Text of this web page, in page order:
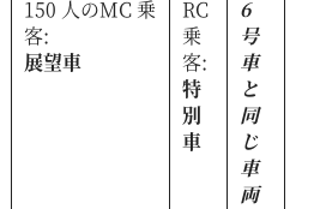
150 人のMC 乗
客:
展望車
RC
乗
客:
特
別
車
6
号
車
と
同
じ
車
両